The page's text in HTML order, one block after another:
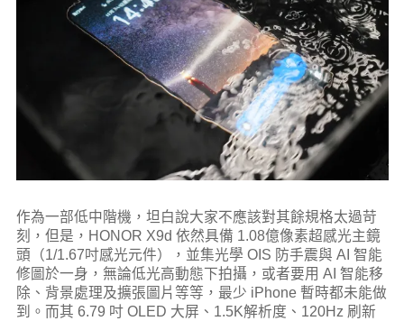
作為一部低中階機，坦白說大家不應該對其餘規格太過苛
刻，但是，HONOR X9d 依然具備 1.08億像素超感光主鏡
頭（1/1.67吋感光元件），並集光學 OIS 防手震與 AI 智能
修圖於一身，無論低光高動態下拍攝，或者要用 AI 智能移
除、背景處理及擴張圖片等等，最少 iPhone 暫時都未能做
到。而其 6.79 吋 OLED 大屏、1.5K解析度、120Hz 刷新